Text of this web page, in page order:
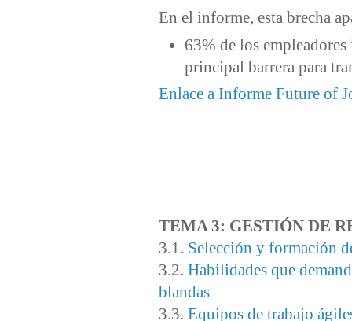
En el informe, esta brecha
63% de los
principal barrera para
Enlace a Informe Future of
TEMA 3: GESTIÓN DE
3.1. Selección y formación
3.2. Habilidades que
blandas
3.3. Equipos de trabajo